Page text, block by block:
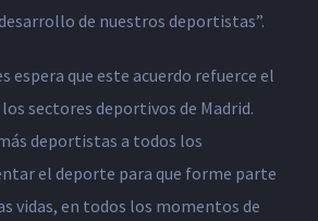
de nuestros deportistas”.
espera que este acuerdo refuerce el
sectores deportivos de Madrid.
deportistas a todos los
el deporte para que forme parte
vidas, en todos los momentos de